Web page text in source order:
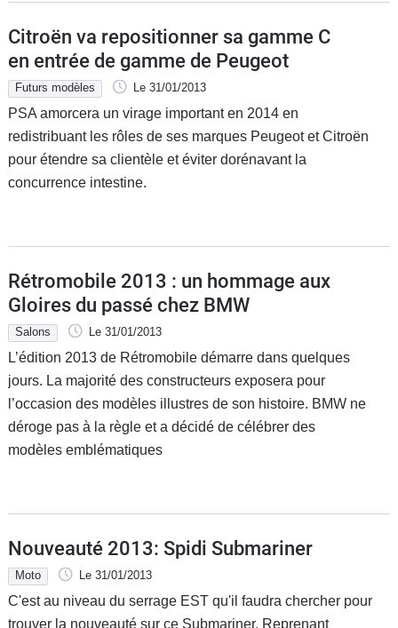
Citroën va repositionner sa gamme C
en entrée de gamme de Peugeot
Futurs modèles Le 31/01/2013
PSA amorcera un virage important en 2014 en
redistribuant les rôles de ses marques Peugeot et Citroën
pour étendre sa clientèle et éviter dorénavant la
concurrence intestine.
Rétromobile 2013 : un hommage aux
Gloires du passé chez BMW
Salons Le 31/01/2013
L’édition 2013 de Rétromobile démarre dans quelques
jours. La majorité des constructeurs exposera pour
l’occasion des modèles illustres de son histoire. BMW ne
déroge pas à la règle et a décidé de célébrer des
modèles emblématiques
Nouveauté 2013: Spidi Submariner
Moto Le 31/01/2013
C'est au niveau du serrage EST qu'il faudra chercher pour
trouver la nouveauté sur ce Submariner. Reprenant